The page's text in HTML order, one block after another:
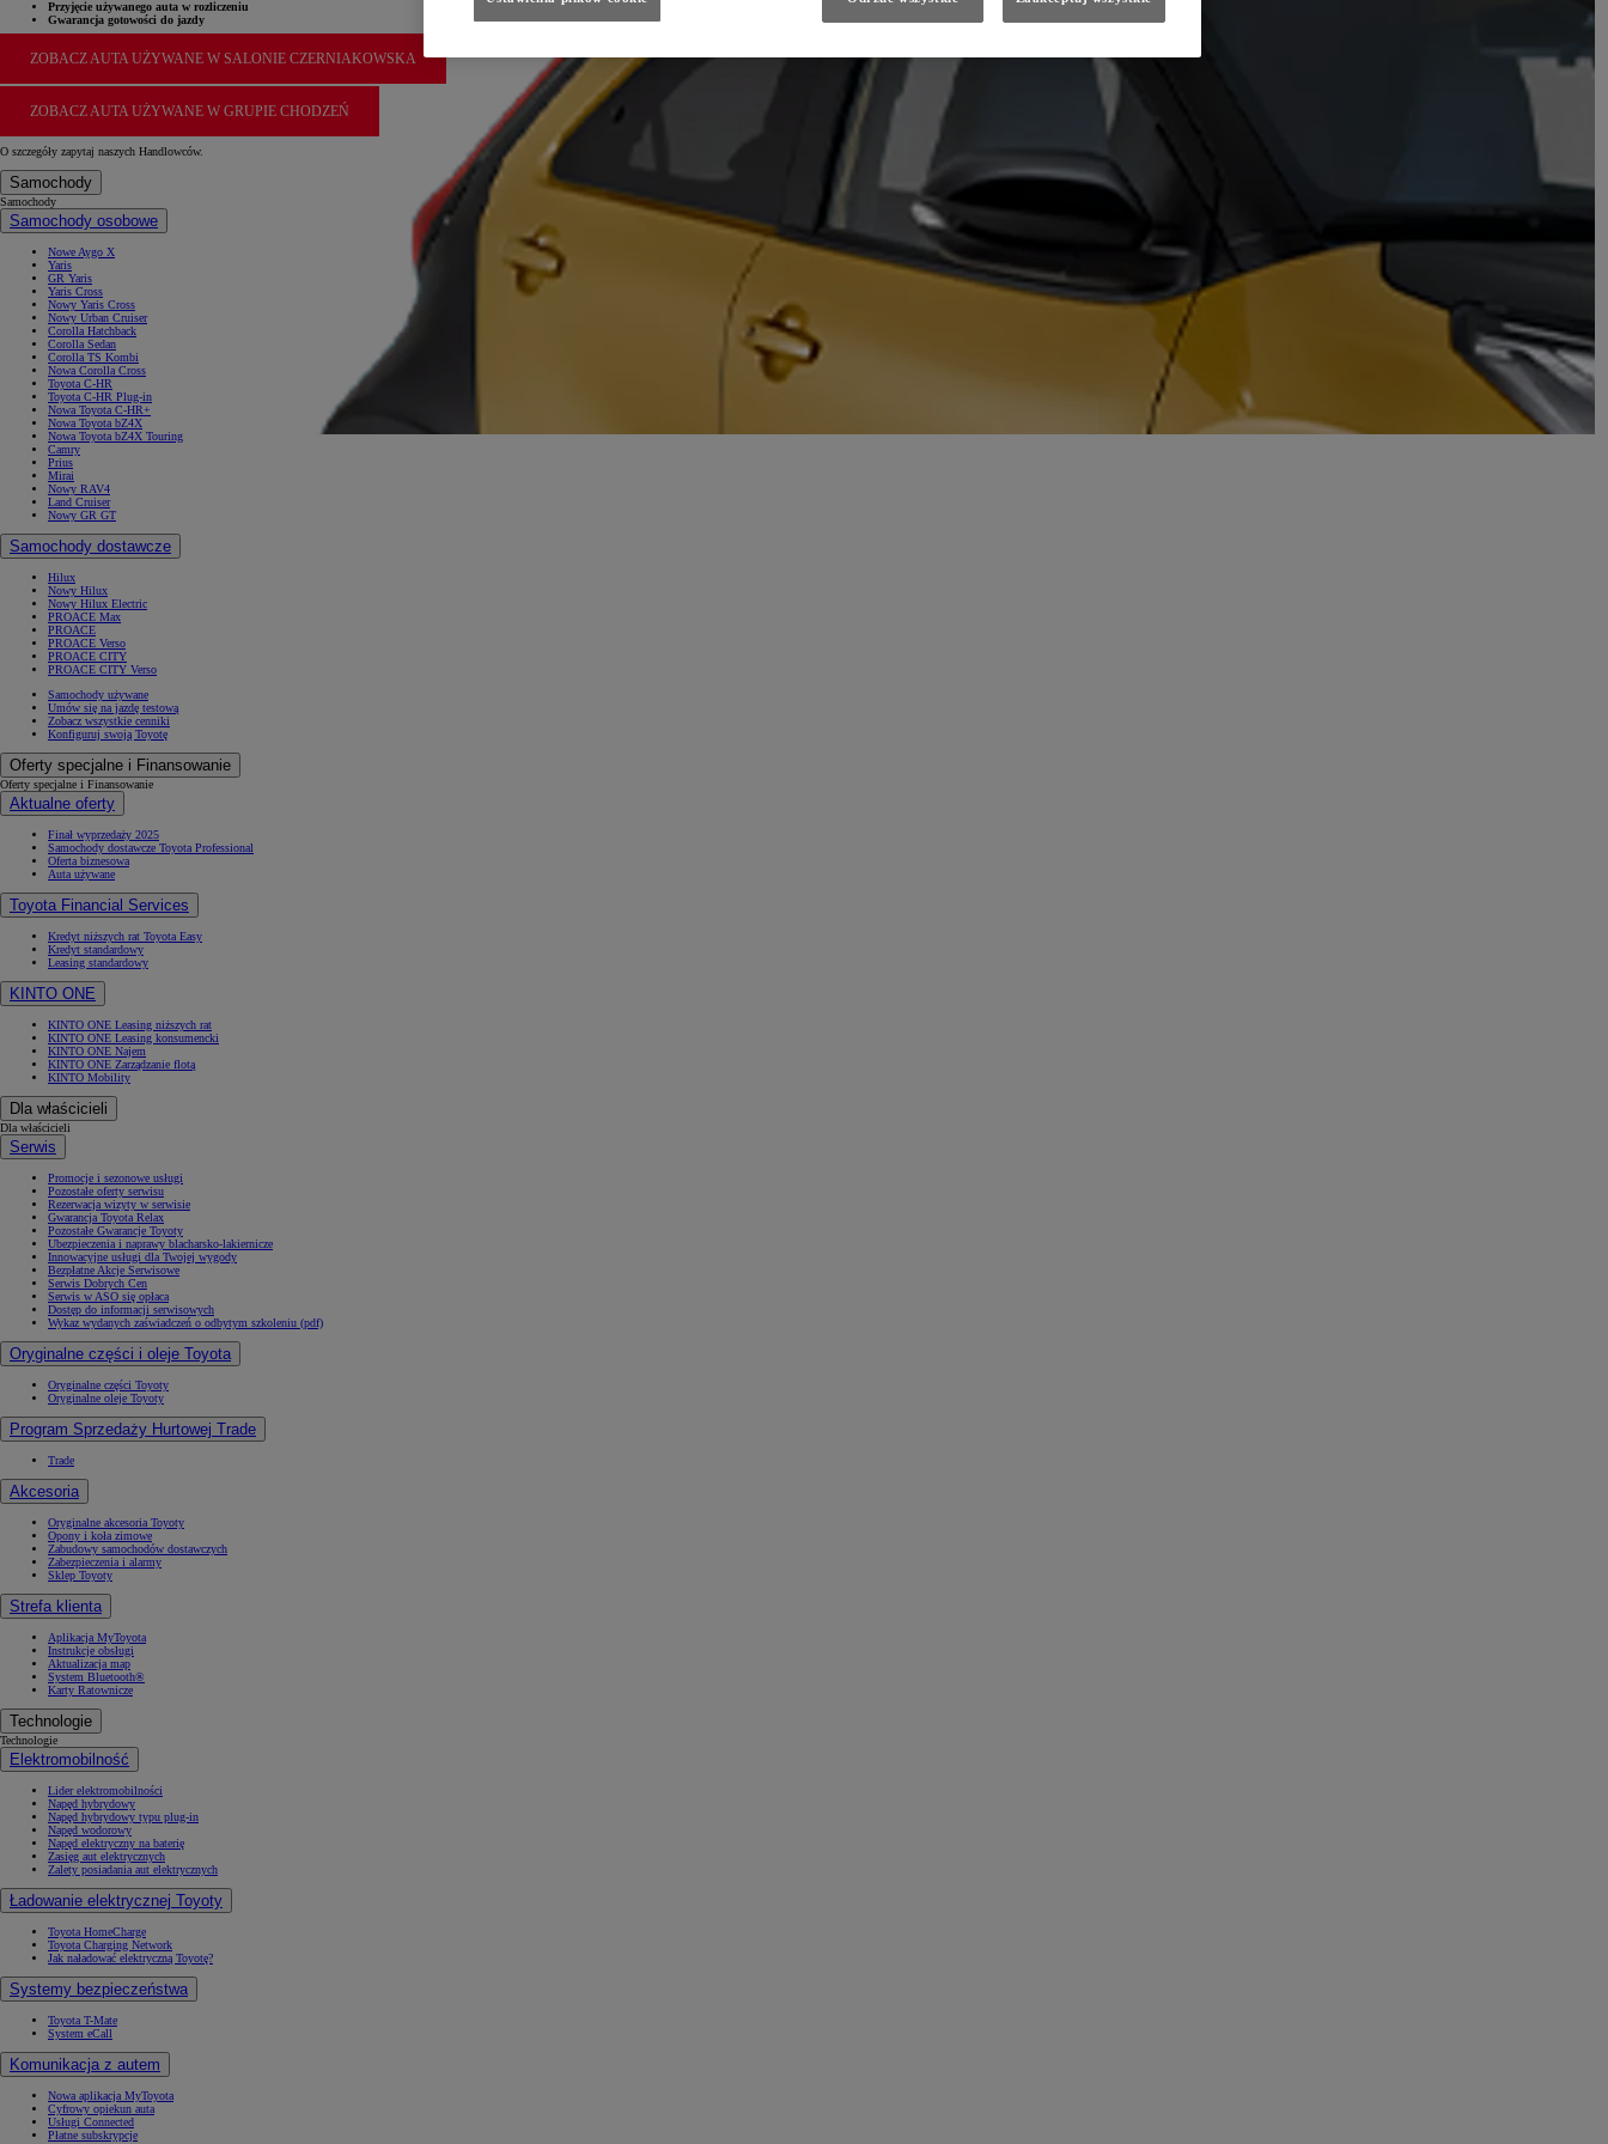
Od81 900 zł
Yaris Cross
HYBRID
Przyjęcie używanego auta w rozliczeniu
Gwarancja gotowości do jazdy
ZOBACZ AUTA UŻYWANE W SALONIE CZERNIAKOWSKA
ZOBACZ AUTA UŻYWANE W GRUPIE CHODZEŃ
O szczegóły zapytaj naszych Handlowców.
Samochody
Samochody
Samochody osobowe
Nowe Aygo X
Yaris
GR Yaris
Yaris Cross
Nowy Yaris Cross
Nowy Urban Cruiser
Corolla Hatchback
Corolla Sedan
Corolla TS Kombi
Nowa Corolla Cross
Toyota C-HR
Toyota C-HR Plug-in
Nowa Toyota C-HR+
Nowa Toyota bZ4X
Nowa Toyota bZ4X Touring
Camry
Prius
Mirai
Nowy RAV4
Land Cruiser
Nowy GR GT
Samochody dostawcze
Hilux
Nowy Hilux
Nowy Hilux Electric
PROACE Max
PROACE
PROACE Verso
PROACE CITY
PROACE CITY Verso
Samochody używane
Umów się na jazdę testową
Zobacz wszystkie cenniki
Konfiguruj swoją Toyotę
Oferty specjalne i Finansowanie
Oferty specjalne i Finansowanie
Aktualne oferty
Finał wyprzedaży 2025
Samochody dostawcze Toyota Professional
Oferta biznesowa
Auta używane
Toyota Financial Services
Kredyt niższych rat Toyota Easy
Kredyt standardowy
Leasing standardowy
KINTO ONE
KINTO ONE Leasing niższych rat
KINTO ONE Leasing konsumencki
KINTO ONE Najem
KINTO ONE Zarządzanie flotą
KINTO Mobility
Dla właścicieli
Dla właścicieli
Serwis
Promocje i sezonowe usługi
Pozostałe oferty serwisu
Rezerwacja wizyty w serwisie
Gwarancja Toyota Relax
Pozostałe Gwarancje Toyoty
Ubezpieczenia i naprawy blacharsko-lakiernicze
Innowacyjne usługi dla Twojej wygody
Bezpłatne Akcje Serwisowe
Serwis Dobrych Cen
Serwis w ASO się opłaca
Dostęp do informacji serwisowych
Wykaz wydanych zaświadczeń o odbytym szkoleniu (pdf)
Oryginalne części i oleje Toyota
Oryginalne części Toyoty
Oryginalne oleje Toyoty
Program Sprzedaży Hurtowej Trade
Trade
Akcesoria
Oryginalne akcesoria Toyoty
Opony i koła zimowe
Zabudowy samochodów dostawczych
Zabezpieczenia i alarmy
Sklep Toyoty
Strefa klienta
Aplikacja MyToyota
Instrukcje obsługi
Aktualizacja map
System Bluetooth®
Karty Ratownicze
Technologie
Technologie
Elektromobilność
Lider elektromobilności
Napęd hybrydowy
Napęd hybrydowy typu plug-in
Napęd wodorowy
Napęd elektryczny na baterię
Zasięg aut elektrycznych
Zalety posiadania aut elektrycznych
Ładowanie elektrycznej Toyoty
Toyota HomeCharge
Toyota Charging Network
Jak naładować elektryczną Toyotę?
Systemy bezpieczeństwa
Toyota T-Mate
System eCall
Komunikacja z autem
Nowa aplikacja MyToyota
Cyfrowy opiekun auta
Usługi Connected
Płatne subskrypcje